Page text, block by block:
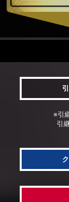
※引
引